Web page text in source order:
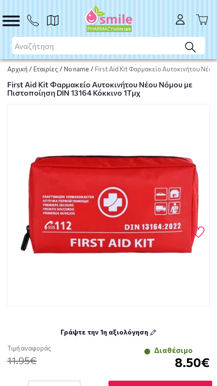
Αρχική /Εταιρίες /No name / First Aid Kit Φαρμακείο Αυτοκινήτου
ΑΓΟΡΑ
First Aid Kit Φαρμακείο Αυτοκινήτου Νέου Νόμου με
Πιστοποίηση DIN 13164 Κόκκινο 1Tμχ
Γράψτε την 1η αξιολόγηση
Τιμή αναφοράς
11.95€
Διαθέσιμο
8.50€